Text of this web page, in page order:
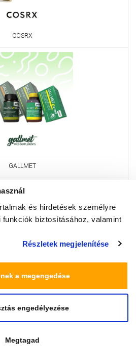
és hirdetések személyre
biztosításához, valamint
partnereinkkel megosztjuk az
számukra vagy az Ön által
gyűjtöttek.
Részletek megjelenítése
a megengedése
engedélyezése
Megtagad
COSRX
GALLMET
Manufaktúra